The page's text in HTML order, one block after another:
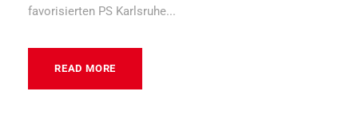
favorisierten PS Karlsruhe...
READ MORE